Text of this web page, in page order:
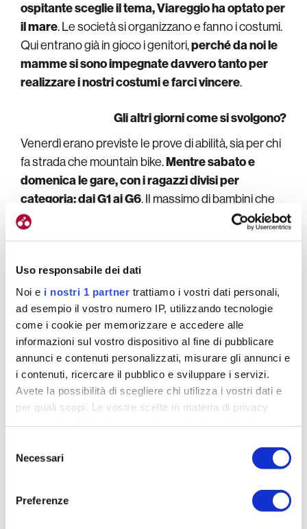
Uso responsabile dei dati
Noi e i nostri 1 partner trattiamo i vostri dati personali,
ad esempio il vostro numero IP, utilizzando tecnologie
come i cookie per memorizzare e accedere alle
informazioni sul vostro dispositivo al fine di pubblicare
annunci e contenuti personalizzati, misurare gli annunci e
i contenuti, ricercare il pubblico e sviluppare i servizi.
Avete la possibilità di scegliere chi utilizza i vostri dati e
per quali scopi. Le vostre scelte in materia di privacy
revocare il proprio consenso in qualsiasi momento dalla
Dichiarazione sui cookie o facendo clic sull'icona di
delNecessari
Preferenze
ospitante sceglie il tema, Viareggio ha optato per
il mare. Le società si organizzano e fanno i costumi.
Qui entrano già in gioco i genitori,perché da noi le
mamme si sono impegnate davvero tanto per
realizzare i nostri costumi e farci vincere.
Gli altri giorni come si svolgono?
Venerdì erano previste le prove di abilità, sia per chi
fa strada che mountain bike.Mentre sabato e
domenica le gare, con i ragazzi divisi per
categoria: dai G1 ai G6. Il massimo di bambini che
può correre è di 43, quindi venivano divisi in batterie
Ogni bambino riceve 5
sono altri 50 punti.